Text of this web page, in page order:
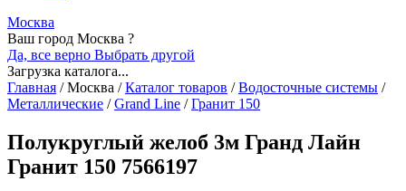
Москва
Ваш город Москва ?
Да, все верно Выбрать другой
Загрузка каталога...
Главная /Москва / Каталог товаров / Водосточные системы /
Металлические / Grand Line / Гранит 150
Полукруглый желоб 3м Гранд Лайн
Гранит 150 7566197